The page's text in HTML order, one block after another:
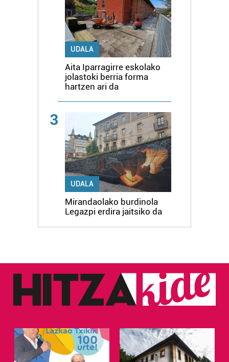
UDALA
Aita Iparragirre eskolako
jolastoki berria forma
hartzen ari da
3
UDALA
Mirandaolako burdinola
Legazpi erdira jaitsiko da